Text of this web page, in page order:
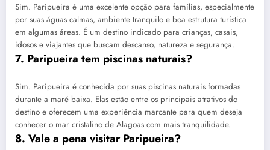
Sim. Paripueira é uma excelente opção para famílias, especialmente
por suas águas calmas, ambiente tranquilo e boa estrutura turística
em algumas áreas. É um destino indicado para crianças, casais,
idosos e viajantes que buscam descanso, natureza e segurança.
7. Paripueira tem piscinas naturais?
Sim. Paripueira é conhecida por suas piscinas naturais formadas
durante a maré baixa. Elas estão entre os principais atrativos do
destino e oferecem uma experiência marcante para quem deseja
conhecer o mar cristalino de Alagoas com mais tranquilidade.
8. Vale a pena visitar Paripueira?